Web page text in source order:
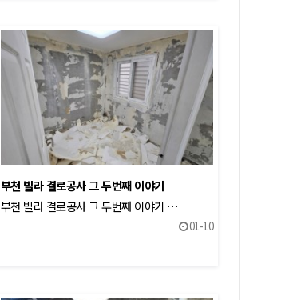
부천 빌라 결로공사 그 두번째 이야기
부천 빌라 결로공사 그 두번째 이야기 …
01-10